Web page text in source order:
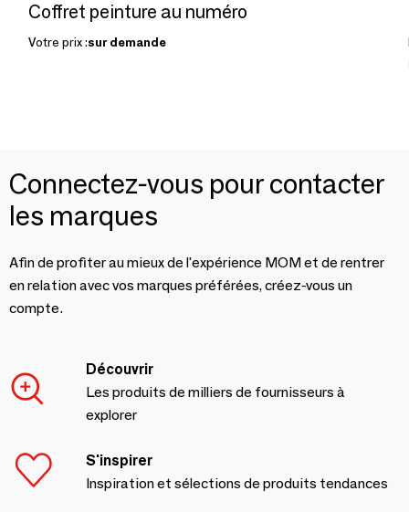
Coffret peinture au numéro
Votre prix :sur demande
Connectez-vous pour contacter
les marques
Afin de profiter au mieux de l'expérience MOM et de rentrer
en relation avec vos marques préférées, créez-vous un
compte.
Découvrir
Les produits de milliers de fournisseurs à
explorer
S'inspirer
Inspiration et sélections de produits tendances